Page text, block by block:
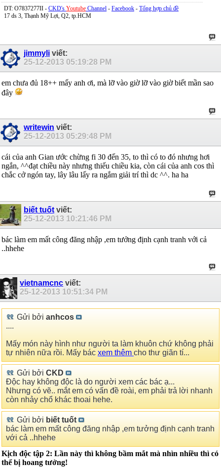
DT: O7837277II - CKD's Youtube Channel - Facebook - Tổng hợp chủ đề
17 ds 3, Thạnh Mỹ Lợi, Q2, tp.HCM
jimmyli viết:
25-12-2013 05:19:28 PM
em chưa đủ 18++ mấy anh ơi, mà lỡ vào giờ lỡ vào giờ biết mần sao
đây
writewin viết:
25-12-2013 05:29:48 PM
cái của anh Gian ước chừng fi 30 đến 35, to thì có to đó nhưng hơi
ngắn, ^^đạt chiều này nhưng thiếu chiều kia, còn cái của anh cos thì
chắc cở ngón tay, lây lâu lấy ra ngắm giải trí thì dc ^^. ha ha
biết tuốt viết:
25-12-2013 10:21:46 PM
bác làm em mất công đăng nhập ,em tưởng định cạnh tranh với cả
..hhehe
vietnamcnc viết:
25-12-2013 10:51:34 PM
Gửi bởi anhcos
....
Mấy món này hình như người ta làm khuôn chứ không phải
tự nhiên nữa rồi. Mấy bác xem thêm cho thư giãn tí...
Gửi bởi CKD
Độc hay không độc là do người xem các bác ạ...
Nhưng có vẽ.. mắt em có vấn đề roài, em phải trả lời nhanh
còn nhảy chổ khác thoai hehe.
Gửi bởi biết tuốt
bác làm em mất công đăng nhập ,em tưởng định cạnh tranh
với cả ..hhehe
Kịch độc tập 2: Lần này thì không bầm mắt mà nhìn nhiều thì có
thể bị hoang tưởng!